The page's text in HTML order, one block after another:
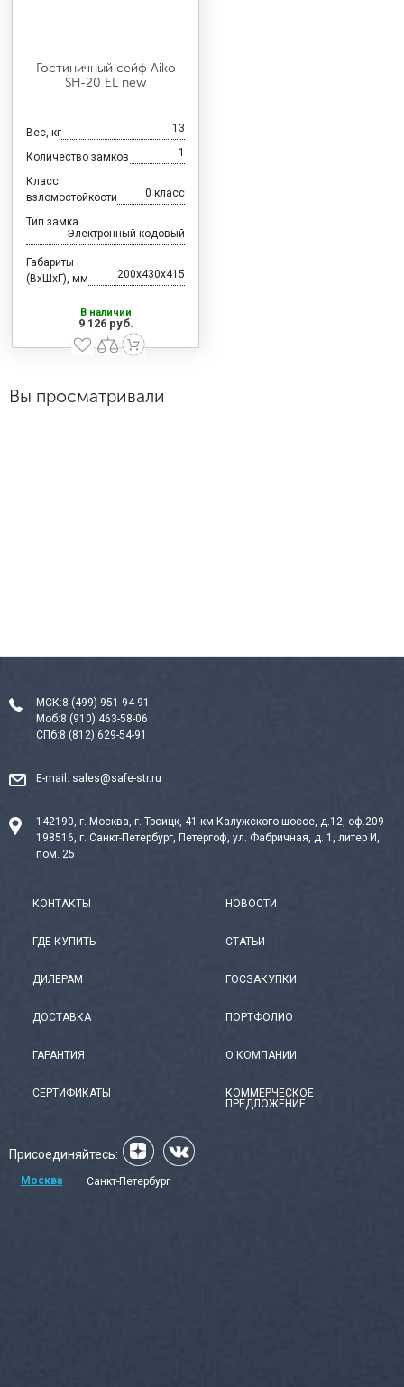
Гостиничный сейф Aiko
SH-20 EL new
Вес, кг 13
Количество замков 1
Класс
взломостойкости
0 класс
Тип замка
Электронный кодовый
Габариты
(ВхШхГ), мм
200x430x415
В наличии
9 126 руб.
Вы просматривали
МСК:8 (499) 951-94-91
Моб:8 (910) 463-58-06
СПб:8 (812) 629-54-91
E-mail: sales@safe-str.ru
142190, г. Москва, г. Троицк, 41 км Калужского шоссе, д.12, оф.209
198516, г. Санкт-Петербург, Петергоф, ул. Фабричная, д. 1, литер И,
пом. 25
КОНТАКТЫ
ГДЕ КУПИТЬ
ДИЛЕРАМ
ДОСТАВКА
ГАРАНТИЯ
СЕРТИФИКАТЫ
НОВОСТИ
СТАТЬИ
ГОСЗАКУПКИ
ПОРТФОЛИО
О КОМПАНИИ
КОММЕРЧЕСКОЕ
ПРЕДЛОЖЕНИЕ
Присоединяйтесь:
Москва Санкт-Петербург